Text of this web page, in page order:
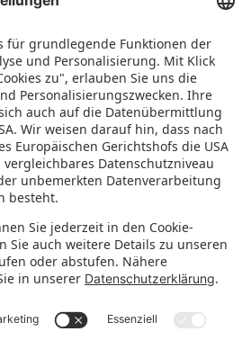
Startups und bekannte
BLEIBEN